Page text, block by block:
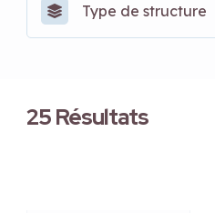
Type de structure
25Résultats